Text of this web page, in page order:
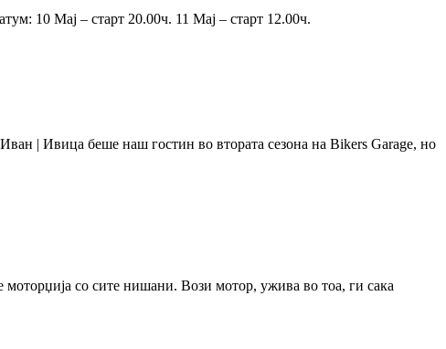
10 Мај – старт 20.00ч. 11 Мај – старт 12.00ч.
| Ивица беше наш гостин во втората сезона на Bikers Garage, но
со сите нишани. Вози мотор, ужива во тоа, ги сака